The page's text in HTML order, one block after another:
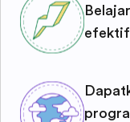
efektif